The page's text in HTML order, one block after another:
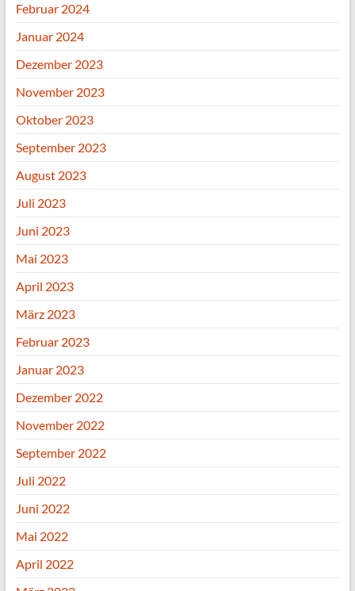
Februar 2024
Januar 2024
Dezember 2023
November 2023
Oktober 2023
September 2023
August 2023
Juli 2023
Juni 2023
Mai 2023
April 2023
März 2023
Februar 2023
Januar 2023
Dezember 2022
November 2022
September 2022
Juli 2022
Juni 2022
Mai 2022
April 2022